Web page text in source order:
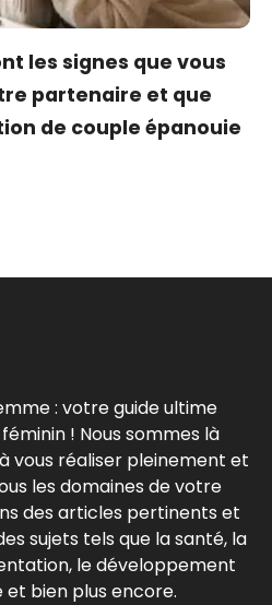
les signes que vous
partenaire et que
de couple épanouie
: votre guide ultime
! Nous sommes là
vous réaliser pleinement et
les domaines de votre
des articles pertinents et
sujets tels que la santé, la
le développement
bien plus encore.